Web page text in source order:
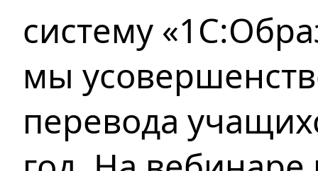
систему
мы
перевода